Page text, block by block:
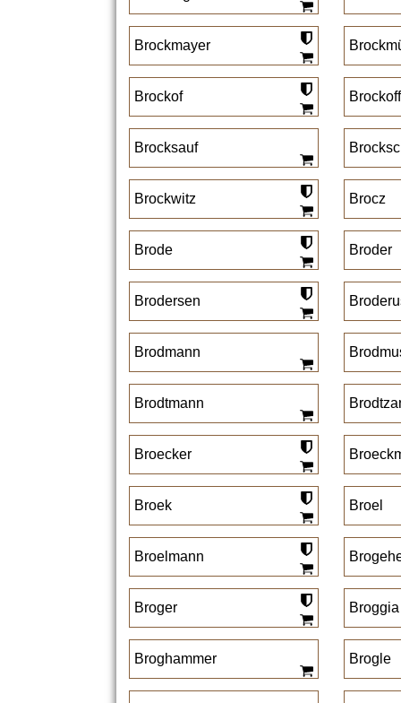
Brockmayer
Brockof Brockoff
Brocksauf
Brockwitz Brocz
Brode Broder
Brodersen
Brodmann
Brodtmann
Broecker
Broek Broel
Broelmann
Broger Broggia
Broghammer Brogle